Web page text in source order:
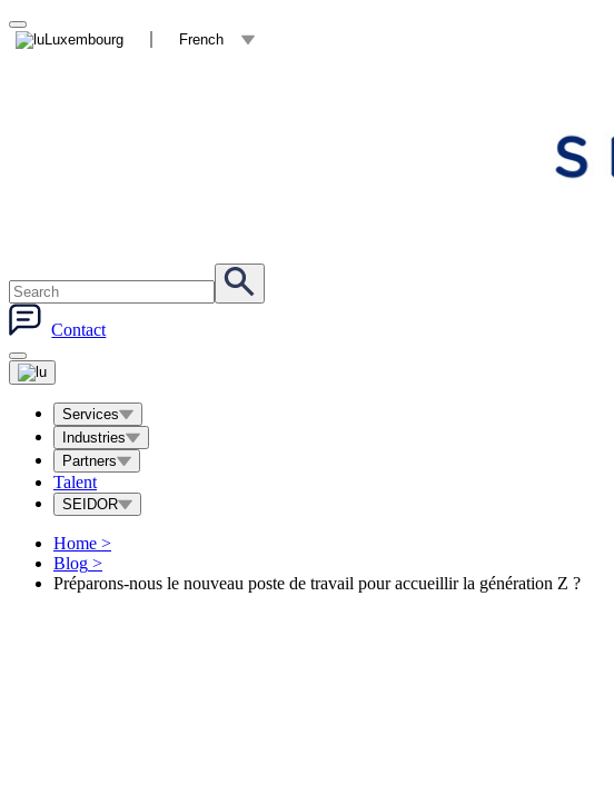
Luxembourg French
Contact
Services
Industries
Partners
Talent
SEIDOR
Home >
Blog >
Préparons-nous le nouveau poste de travail pour accueillir la génération Z ?